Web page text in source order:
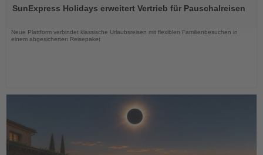
die
SunExpress Holidays erweitert Vertrieb für Pauschalreisen
Neue Plattform verbindet klassische Urlaubsreisen mit flexiblen Familienbesuchen in
einem abgesicherten Reisepaket